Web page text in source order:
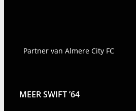
Partner van Almere City FC
MEER SWIFT ’64